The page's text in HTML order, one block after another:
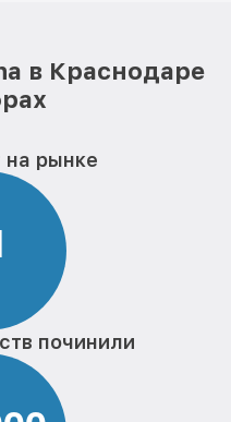
в Краснодаре
на рынке
починили